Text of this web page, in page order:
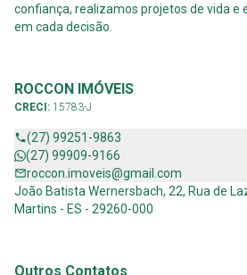
confiança, realizamos projetos de vida e
em cada decisão.
ROCCON IMÓVEIS
CRECI: 15783-J
(27) 99251-9863
(27) 99909-9166
roccon.imoveis@gmail.com
João Batista Wernersbach, 22, Rua de
Martins - ES - 29260-000
Outros Contatos